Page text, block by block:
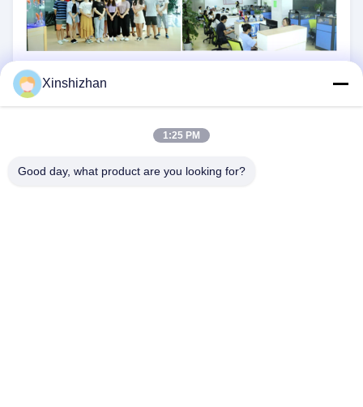
Xinshizhan
1:25 PM
Good day, what product are you looking for?